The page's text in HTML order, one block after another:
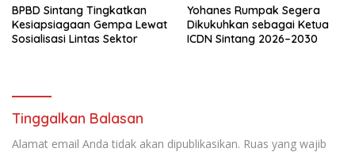
BPBD Sintang Tingkatkan
Kesiapsiagaan Gempa Lewat
Sosialisasi Lintas Sektor
Yohanes Rumpak Segera
Dikukuhkan sebagai Ketua
ICDN Sintang 2026–2030
Tinggalkan Balasan
Alamat email Anda tidak akan dipublikasikan. Ruas yang wajib